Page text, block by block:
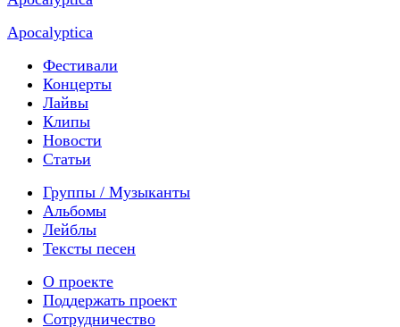
Apocalyptica
Фестивали
Концерты
Лайвы
Клипы
Новости
Статьи
Группы / Музыканты
Альбомы
Лейблы
Тексты песен
О проекте
Поддержать проект
Сотрудничество